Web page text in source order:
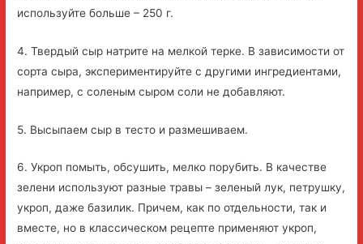
используйте больше – 250 г.
4. Твердый сыр натрите на мелкой терке. В зависимости от
сорта сыра, экспериментируйте с другими ингредиентами,
например, с соленым сыром соли не добавляют.
5. Высыпаем сыр в тесто и размешиваем.
6. Укроп помыть, обсушить, мелко порубить. В качестве
зелени используют разные травы – зеленый лук, петрушку,
укроп, даже базилик. Причем, как по отдельности, так и
вместе, но в классическом рецепте применяют укроп,